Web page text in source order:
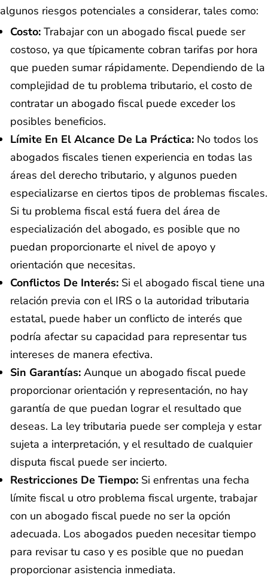
algunos riesgos potenciales a considerar, tales como:
Costo: Trabajar con un abogado fiscal puede ser
costoso, ya que típicamente cobran tarifas por hora
que pueden sumar rápidamente. Dependiendo de la
complejidad de tu problema tributario, el costo de
contratar un abogado fiscal puede exceder los
posibles beneficios.
Límite En El Alcance De La Práctica: No todos los
abogados fiscales tienen experiencia en todas las
áreas del derecho tributario, y algunos pueden
especializarse en ciertos tipos de problemas fiscales.
Si tu problema fiscal está fuera del área de
especialización del abogado, es posible que no
puedan proporcionarte el nivel de apoyo y
orientación que necesitas.
Conflictos De Interés: Si el abogado fiscal tiene una
relación previa con el IRS o la autoridad tributaria
estatal, puede haber un conflicto de interés que
podría afectar su capacidad para representar tus
intereses de manera efectiva.
Sin Garantías: Aunque un abogado fiscal puede
proporcionar orientación y representación, no hay
garantía de que puedan lograr el resultado que
deseas. La ley tributaria puede ser compleja y estar
sujeta a interpretación, y el resultado de cualquier
disputa fiscal puede ser incierto.
Restricciones De Tiempo: Si enfrentas una fecha
límite fiscal u otro problema fiscal urgente, trabajar
con un abogado fiscal puede no ser la opción
adecuada. Los abogados pueden necesitar tiempo
para revisar tu caso y es posible que no puedan
proporcionar asistencia inmediata.